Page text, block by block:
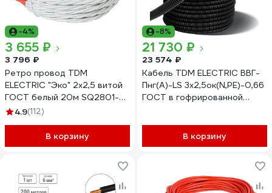
-4%
3 655 ₽
3 796 ₽
Ретро провод TDM
ELECTRIC "Эко" 2x2,5 витой
ГОСТ белый 20м SQ2801-
0202
4.9(112)
В корзину
-8%
21 730 ₽
23 574 ₽
Кабель TDM ELECTRIC ВВГ-
Пнг(А)-LS 3x2,5ок(N,PE)-0,66
ГОСТ в гофрированной
В корзину